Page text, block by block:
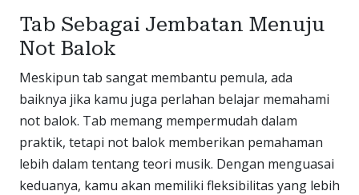
Tab Sebagai Jembatan Menuju
Not Balok
Meskipun tab sangat membantu pemula, ada
baiknya jika kamu juga perlahan belajar memahami
not balok. Tab memang mempermudah dalam
praktik, tetapi not balok memberikan pemahaman
lebih dalam tentang teori musik. Dengan menguasai
keduanya, kamu akan memiliki fleksibilitas yang lebih